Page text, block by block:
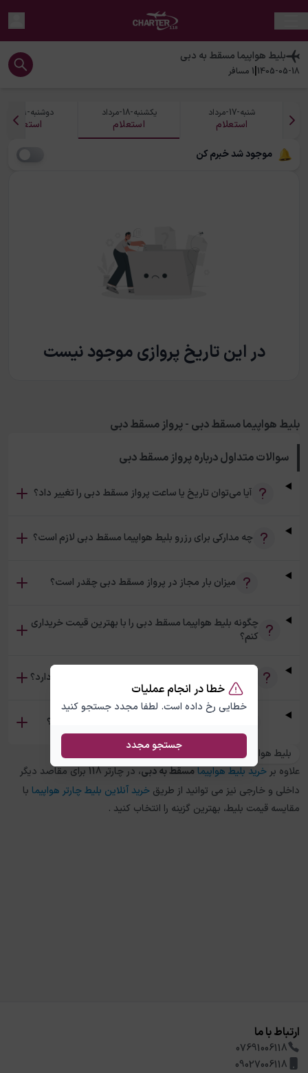
خطا در انجام عملیات
خطایی رخ داده است. لطفا مجدد جستجو کنید
جستجو مجدد
بلیط هواپیمامسقط به دبی
1405-05-18
|
1 مسافر
شنبه-17-مرداد
استعلام
یکشنبه-18-مرداد
استعلام
دوشنبه-19-مرداد
استعلام
موجود شد خبرم کن
در این تاریخ پروازی موجود نیست
بلیط هواپیما مسقط دبی - پرواز مسقط دبی
سوالات متداول دربارهپرواز مسقط دبی
آیا می‌توان تاریخ یا ساعت پرواز مسقط دبی را تغییر داد؟
چه مدارکی برای رزرو بلیط هواپیما مسقط دبی لازم است؟
میزان بار مجاز در پرواز مسقط دبی چقدر است؟
چگونه بلیط هواپیما مسقط دبی را با بهترین قیمت خریداری
کنم؟
آیا امکان خرید بلیط رفت و برگشت مسقط دبی وجود دارد؟
تفاوت بلیط چارتر و سیستمی مسقط دبی چیست؟
بلیط هواپیما شارجه به مسقط
علاوه بر خرید بلیط هواپیما مسقطبهدبی
، در چارتر 118 برای مقاصد دیگر
داخلی و خارجی نیز می توانید از طریق خرید آنلاین بلیط چارتر هواپیما با
مقایسه قیمت بلیط، بهترین گزینه را انتخاب کنید .
ارتباط با ما
07691006118
09027006118